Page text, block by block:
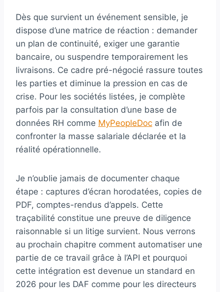
Dès que survient un événement sensible, je
dispose d’une matrice de réaction : demander
un plan de continuité, exiger une garantie
bancaire, ou suspendre temporairement les
livraisons. Ce cadre pré-négocié rassure toutes
les parties et diminue la pression en cas de
crise. Pour les sociétés listées, je complète
parfois par la consultation d’une base de
données RH comme MyPeopleDoc afin de
confronter la masse salariale déclarée et la
réalité opérationnelle.
Je n’oublie jamais de documenter chaque
étape : captures d’écran horodatées, copies de
PDF, comptes-rendus d’appels. Cette
traçabilité constitue une preuve de diligence
raisonnable si un litige survient. Nous verrons
au prochain chapitre comment automatiser une
partie de ce travail grâce à l’API et pourquoi
cette intégration est devenue un standard en
2026 pour les DAF comme pour les directeurs